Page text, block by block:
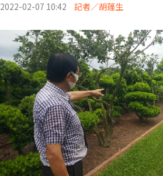
2022-02-07 10:42 記者／胡蓬生